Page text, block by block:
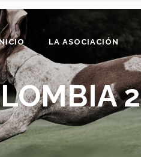
LA ASOCIACIÓN
2